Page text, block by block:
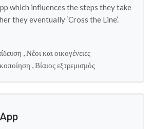
which influences the steps they take
they eventually ‘Cross the Line’.
,Νέοι και οικογένειες
,Βίαιος εξτρεμισμός